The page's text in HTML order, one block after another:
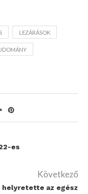
LEZÁRÁSOK
es
Következő
helyretette az egész